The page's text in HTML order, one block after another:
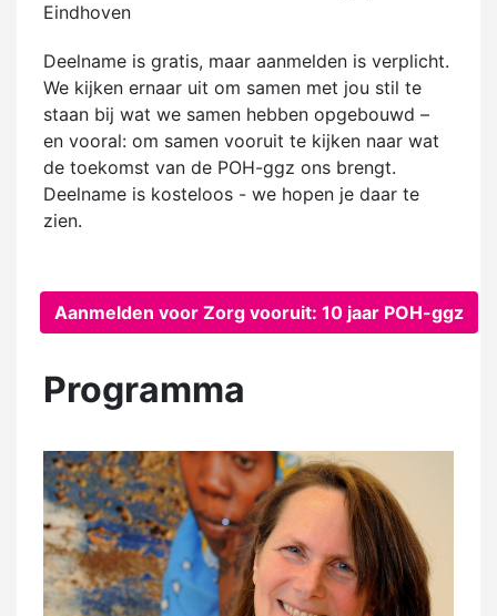
Eindhoven
Deelname is gratis, maar aanmelden is verplicht.
We kijken ernaar uit om samen met jou stil te
staan bij wat we samen hebben opgebouwd –
en vooral: om samen vooruit te kijken naar wat
de toekomst van de POH-ggz ons brengt.
Deelname is kosteloos - we hopen je daar te
zien.
Aanmelden voor Zorg vooruit: 10 jaar POH-ggz
Programma